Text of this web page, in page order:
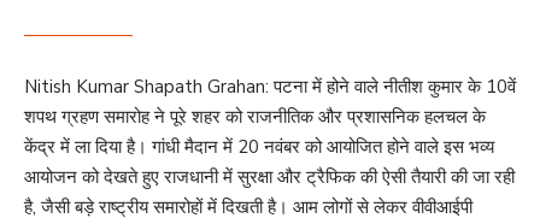
Nitish Kumar Shapath Grahan: पटना में होने वाले नीतीश कुमार के 10वें
शपथ ग्रहण समारोह ने पूरे शहर को राजनीतिक और प्रशासनिक हलचल के
केंद्र में ला दिया है। गांधी मैदान में 20 नवंबर को आयोजित होने वाले इस भव्य
आयोजन को देखते हुए राजधानी में सुरक्षा और ट्रैफिक की ऐसी तैयारी की जा रही
है, जैसी बड़े राष्ट्रीय समारोहों में दिखती है। आम लोगों से लेकर वीवीआईपी